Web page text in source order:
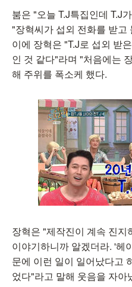
붐은 "오늘 T.J특집인데 T.J
"장혁씨가 섭외 전화를 받고
이에 장혁은 "T.J로 섭외 받
인 것 같다"라며 "처음에는
해 주위를 폭소케 했다.
장혁은 "제작진이 계속 진지
이야기하니까 알겠더라. '헤
문에 이런 일이 일어났다고
었다"라고 말해 웃음을 자아